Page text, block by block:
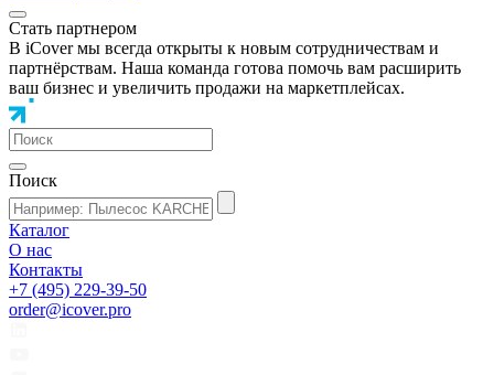
Стать партнером
В iCover мы всегда открыты к новым сотрудничествам и
партнёрствам. Наша команда готова помочь вам расширить
ваш бизнес и увеличить продажи на маркетплейсах.
Поиск
Каталог
О нас
Контакты
+7 (495) 229-39-50
order@icover.pro